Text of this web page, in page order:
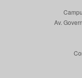
Av.